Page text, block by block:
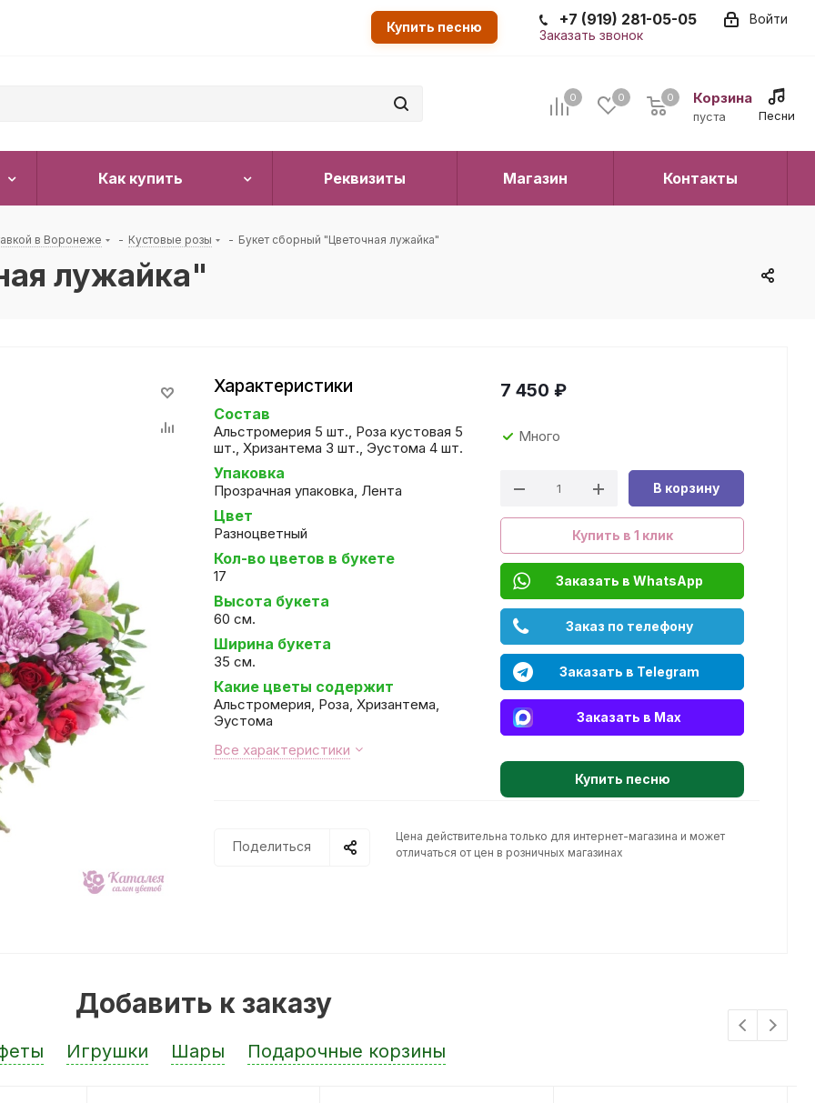
Войти
+7 (919) 281-05-05
Заказать звонок
Купить песню
0 0 Корзина
0
пуста
0
Песни
Как купить Реквизиты Магазин Контакты
в Воронеже - Кустовые розы - Букет сборный "Цветочная лужайка"
лужайка"
Характеристики
Состав
Альстромерия 5 шт., Роза кустовая 5
шт., Хризантема 3 шт., Эустома 4 шт.
Упаковка
Прозрачная упаковка, Лента
Цвет
Разноцветный
Кол-во цветов в букете
17
Высота букета
60 см.
Ширина букета
35 см.
Какие цветы содержит
Альстромерия, Роза, Хризантема,
Эустома
Все характеристики
7 450 ₽
Много
В корзину
Купить в 1 клик
Заказать в WhatsApp
Заказ по телефону
Заказать в Telegram
Заказать в Max
Купить песню
Поделиться
Цена действительна только для интернет-магазина и может
отличаться от цен в розничных магазинах
Добавить к заказу
Игрушки Шары Подарочные корзины